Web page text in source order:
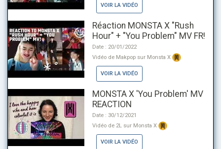
VOIR LA VIDÉO
Réaction MONSTA X "Rush
Hour" + "You Problem" MV FR!
Date : 20/01/2022
Vidéo de Makpop sur Monsta X
VOIR LA VIDÉO
MONSTA X 'You Problem' MV
REACTION
Date : 30/12/2021
Vidéo de 2L sur Monsta X
VOIR LA VIDÉO